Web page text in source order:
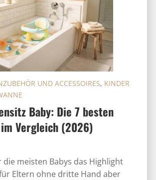
Baby: Die 7 besten
Vergleich (2026)
UND ACCESSOIRES, KINDER
die meisten Babys das Highlight
Eltern ohne dritte Hand aber